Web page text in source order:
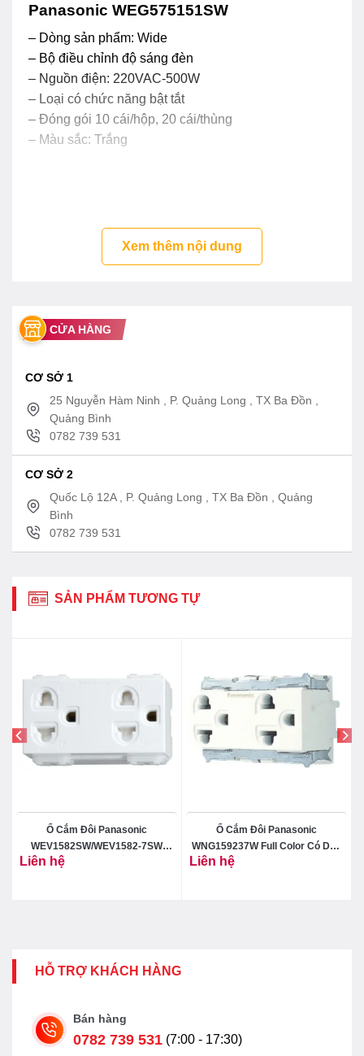
Panasonic WEG575151SW
– Dòng sản phẩm: Wide
– Bộ điều chỉnh độ sáng đèn
– Nguồn điện: 220VAC-500W
– Loại có chức năng bật tắt
– Đóng gói 10 cái/hộp, 20 cái/thùng
– Màu sắc: Trắng
Xem thêm nội dung
CỬA HÀNG
CƠ SỞ 1
25 Nguyễn Hàm Ninh , P. Quảng Long , TX Ba Đồn ,
Quảng Bình
0782 739 531
CƠ SỞ 2
Quốc Lộ 12A , P. Quảng Long , TX Ba Đồn , Quảng
Bình
0782 739 531
SẢN PHẨM TƯƠNG TỰ
Ổ Cắm Đôi Panasonic
WEV1582SW/WEV1582-7SW
Liên hệ
Ổ Cắm Đôi Panasonic
WNG159237W Full Color Có Dây
Liên hệ
HỖ TRỢ KHÁCH HÀNG
Bán hàng
0782 739 531 (7:00 - 17:30)